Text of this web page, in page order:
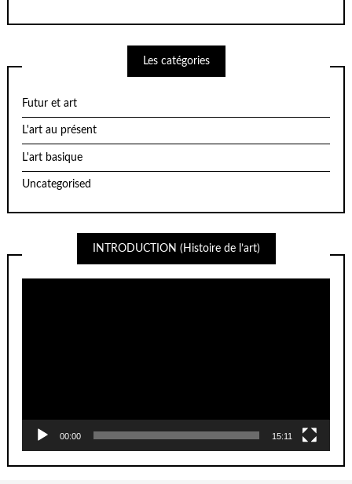
Les catégories
Futur et art
L'art au présent
L'art basique
Uncategorised
INTRODUCTION (Histoire de l’art)
00:00 15:11